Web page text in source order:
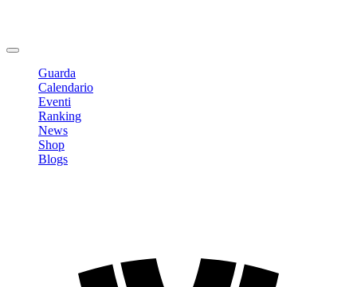
Guarda
Calendario
Eventi
Ranking
News
Shop
Blogs